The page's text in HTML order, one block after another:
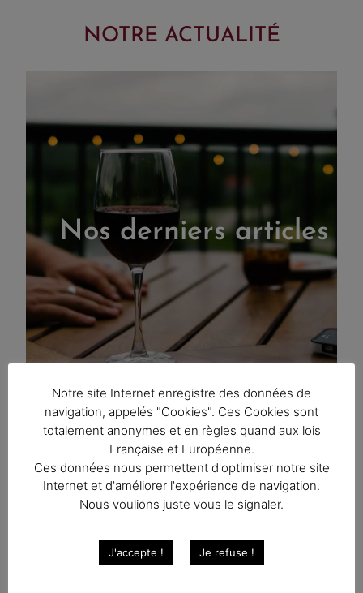
NOTRE ACTUALITÉ
Nos derniers articles
Instagram
Notre site Internet enregistre des données de
navigation, appelés "Cookies". Ces Cookies sont
totalement anonymes et en règles quand aux lois
Française et Européenne.
Ces données nous permettent d'optimiser notre site
Internet et d'améliorer l'expérience de navigation.
Nous voulions juste vous le signaler.
J'accepte ! Je refuse !